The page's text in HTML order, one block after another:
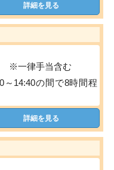
詳細を見る
※一律手当含む
～14:40の間で8時間程
詳細を見る